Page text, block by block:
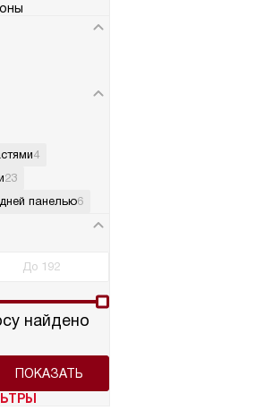
4
23
панелью6
найдено